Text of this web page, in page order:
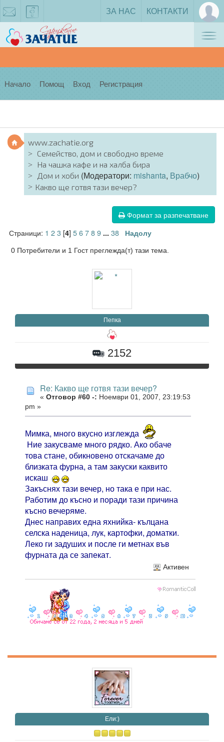
facebook
ЗА НАС КОНТАКТИ
Начало Помощ Вход Регистрация
www.zachatie.org
Семейство, дом и свободно време
На чашка кафе и на халба бира
Дом и хоби (Модератори: mishanta, Врабчо)
Какво ще готвя тази вечер?
Формат за разпечатване
Страници: 1 23[4] 56789 ... 38 Надолу
0 Потребители и 1 Гост преглежда(т) тази тема.
Пепка
2152
Re: Какво ще готвя тази вечер?
« Отговор #60 -: Ноември 01, 2007, 23:19:53
pm »
Мимка, много вкусно изглежда
Ние закусваме много рядко. Ако обаче
това стане, обикновено отскачаме до
близката фурна, а там закуски каквито
искаш
Закъснях тази вечер, но така е при нас.
Работим до късно и поради тази причина
късно вечеряме.
Днес направих една яхнийка- кълцана
селска наденица, лук, картофки, доматки.
Леко ги задуших и после ги метнах във
фурната да се запекат.
Активен
Eли:)